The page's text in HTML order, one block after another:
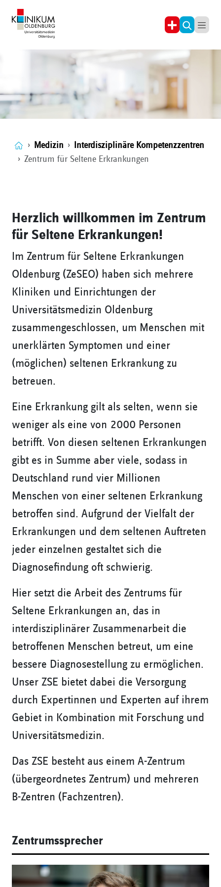
Medizin
Interdisziplinäre Kompetenzzentren
Zentrum für Seltene Erkrankungen
Herzlich willkommen im Zentrum
für Seltene Erkrankungen!
Im Zentrum für Seltene Erkrankungen
Oldenburg (ZeSEO) haben sich mehrere
Kliniken und Einrichtungen der
Universitätsmedizin Oldenburg
zusammengeschlossen, um Menschen mit
unerklärten Symptomen und einer
(möglichen) seltenen Erkrankung zu
betreuen.
Eine Erkrankung gilt als selten, wenn sie
weniger als eine von 2000 Personen
betrifft. Von diesen seltenen Erkrankungen
gibt es in Summe aber viele, sodass in
Deutschland rund vier Millionen
Menschen von einer seltenen Erkrankung
betroffen sind. Aufgrund der Vielfalt der
Erkrankungen und dem seltenen Auftreten
jeder einzelnen gestaltet sich die
Diagnosefindung oft schwierig.
Hier setzt die Arbeit des Zentrums für
Seltene Erkrankungen an, das in
interdisziplinärer Zusammenarbeit die
betroffenen Menschen betreut, um eine
bessere Diagnosestellung zu ermöglichen.
Unser ZSE bietet dabei die Versorgung
durch Expertinnen und Experten auf ihrem
Gebiet in Kombination mit Forschung und
Universitätsmedizin.
Das ZSE besteht aus einem A-Zentrum
(übergeordnetes Zentrum) und mehreren
B-Zentren (Fachzentren).
Zentrumssprecher